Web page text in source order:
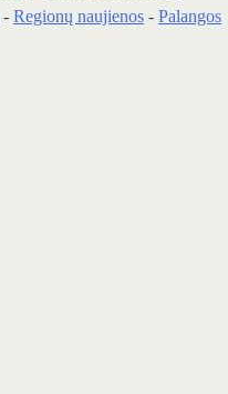
- Regionų naujienos - Palangos